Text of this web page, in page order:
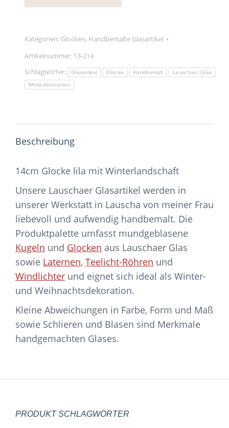
Kategorien: Glocken, Handbemalte Glasartikel
Artikelnummer: 13-214
Schlagwörter:
Glasartikel Glocke Handbemalt Lauschaer Glas
Winterdekoration
Beschreibung
14cm Glocke lila mit Winterlandschaft
Unsere Lauschaer Glasartikel werden in
unserer Werkstatt in Lauscha von meiner Frau
liebevoll und aufwendig handbemalt. Die
Produktpalette umfasst mundgeblasene
Kugeln und Glocken aus Lauschaer Glas
sowie Laternen, Teelicht-Röhren und
Windlichter und eignet sich ideal als Winter-
und Weihnachtsdekoration.
Kleine Abweichungen in Farbe, Form und Maß
sowie Schlieren und Blasen sind Merkmale
handgemachten Glases.
PRODUKT SCHLAGWÖRTER